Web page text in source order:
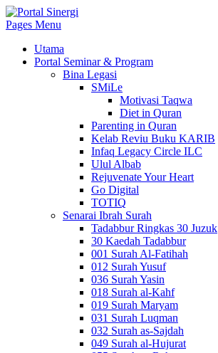
Pages Menu
Utama
Portal Seminar & Program
Bina Legasi
SMiLe
Motivasi Taqwa
Diet in Quran
Parenting in Quran
Kelab Reviu Buku KARIB
Infaq Legacy Circle ILC
Ulul Albab
Rejuvenate Your Heart
Go Digital
TOTIQ
Senarai Ibrah Surah
Tadabbur Ringkas 30 Juzuk
30 Kaedah Tadabbur
001 Surah Al-Fatihah
012 Surah Yusuf
036 Surah Yasin
018 Surah al-Kahf
019 Surah Maryam
031 Surah Luqman
032 Surah as-Sajdah
049 Surah al-Hujurat